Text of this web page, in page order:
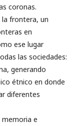
coronas.
la frontera, un
en
ese lugar
las sociedades:
generando
étnico en donde
diferentes
e